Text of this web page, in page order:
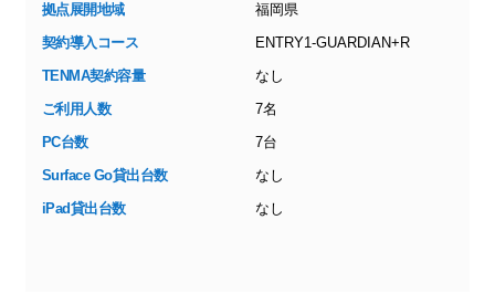
拠点展開地域
福岡県
契約導入コース
ENTRY1-GUARDIAN+R
TENMA契約容量
なし
ご利用人数
7名
PC台数
7台
Surface Go貸出台数
なし
iPad貸出台数
なし